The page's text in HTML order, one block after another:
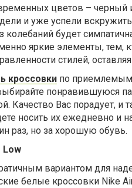
цветов –
и уже успели
колебаний будет
яркие элементы, тем,
стилей,
кроссовки по приемлемым
понравившуюся
Качество Вас порадует, и
носить их ежедневно и
раз, но за хорошую обувь.
Low
вариантом для
белые кроссовки Nike